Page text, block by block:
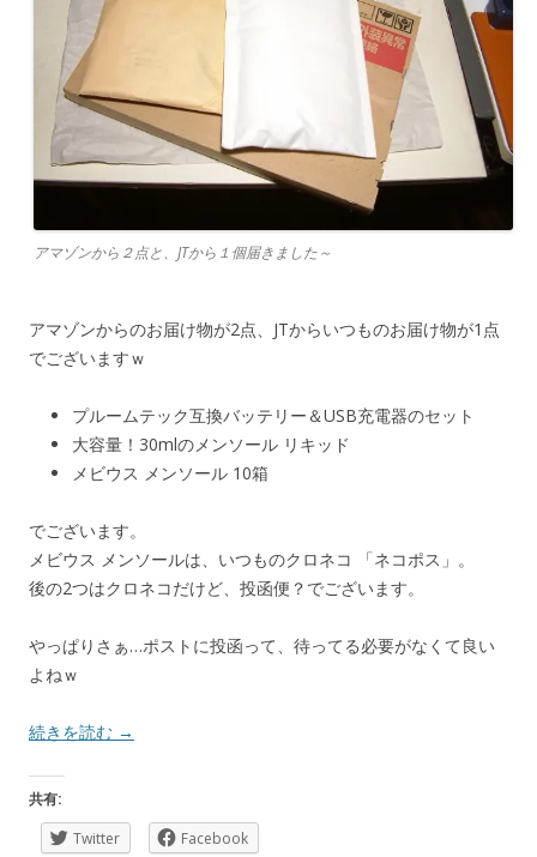
アマゾンから２点と、JTから１個届きました～
アマゾンからのお届け物が2点、JTからいつものお届け物が1点
でございますｗ
プルームテック互換バッテリー＆USB充電器のセット
大容量！30mlのメンソール リキッド
メビウス メンソール 10箱
でございます。
メビウス メンソールは、いつものクロネコ 「ネコポス」。
後の2つはクロネコだけど、投函便？でございます。
やっぱりさぁ…ポストに投函って、待ってる必要がなくて良い
よねｗ
続きを読む →
共有:
Twitter
Facebook